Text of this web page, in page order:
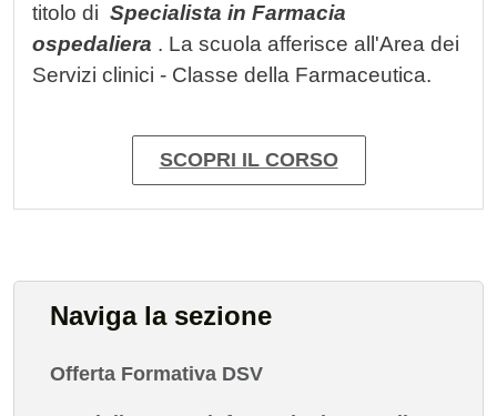
titolo di Specialista in Farmacia
ospedaliera . La scuola afferisce all'Area dei
Servizi clinici - Classe della Farmaceutica.
SCOPRI IL CORSO
Naviga la sezione
Offerta Formativa DSV